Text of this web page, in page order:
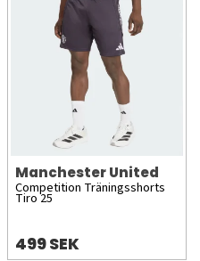
Manchester United
Competition Träningsshorts
Tiro 25
499 SEK